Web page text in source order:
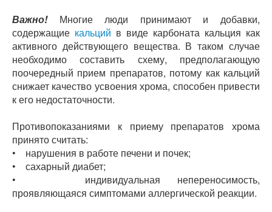
Важно!Многие люди принимают и добавки,
содержащие кальций в виде карбоната кальция как
активного действующего вещества. В таком случае
необходимо составить схему, предполагающую
поочередный прием препаратов, потому как кальций
снижает качество усвоения хрома, способен привести
к его недостаточности.
Противопоказаниями к приему препаратов хрома
принято считать:
• нарушения в работе печени и почек;
• сахарный диабет;
• индивидуальная непереносимость,
проявляющаяся симптомами аллергической реакции.